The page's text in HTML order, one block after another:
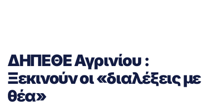
ΔΗΠΕΘΕ Αγρινίου :
Ξεκινούν οι «διαλέξεις με
θέα»